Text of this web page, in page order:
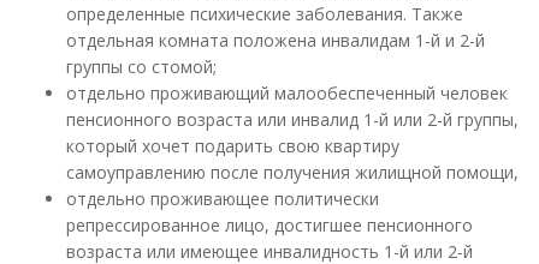
определенные психические заболевания. Также
отдельная комната положена инвалидам 1-й и 2-й
группы со стомой;
отдельно проживающий малообеспеченный человек
пенсионного возраста или инвалид 1-й или 2-й группы,
который хочет подарить свою квартиру
самоуправлению после получения жилищной помощи,
отдельно проживающее политически
репрессированное лицо, достигшее пенсионного
возраста или имеющее инвалидность 1-й или 2-й